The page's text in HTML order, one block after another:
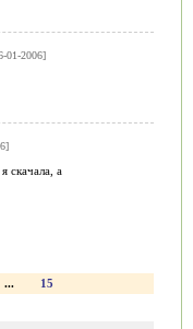
01-2006]
скачала, а
... 15